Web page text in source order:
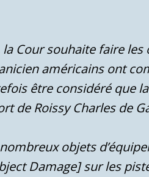
Cour souhaite faire
américains ont
être considéré que
de Roissy Charles de
objets
Damage] sur les